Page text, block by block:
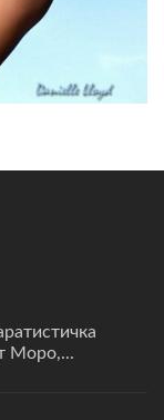
Моро,...